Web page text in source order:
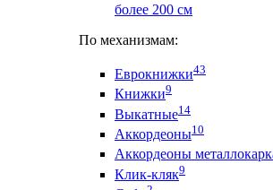
более 200 см
По механизмам:
Еврокнижки43
Книжки9
Выкатные14
Аккордеоны10
Аккордеоны
Клик-кляк9